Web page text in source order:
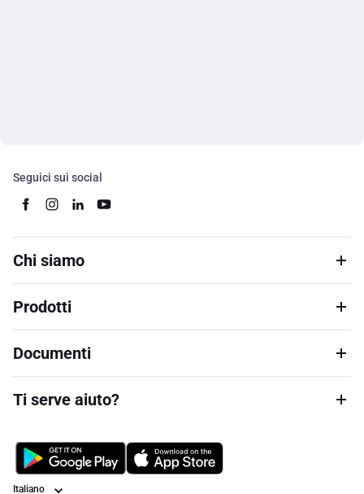
Seguici sui social
Chi siamo
Prodotti
Documenti
Ti serve aiuto?